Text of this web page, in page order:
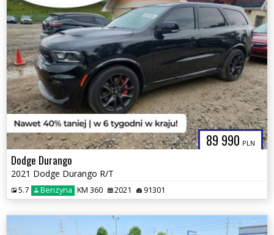
89 990 PLN
Dodge Durango
2021 Dodge Durango R/T
5.7 Benzyna KM 360 2021 91301